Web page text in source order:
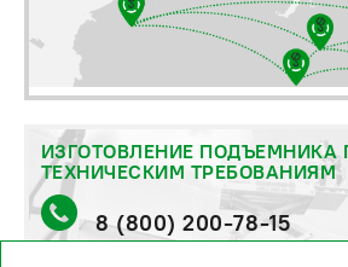
ИЗГОТОВЛЕНИЕ
ТЕХНИЧЕСКИМ ТРЕБОВАНИЯМ
8 (800) 200-78-15
стоимость и сроки уточняйте по